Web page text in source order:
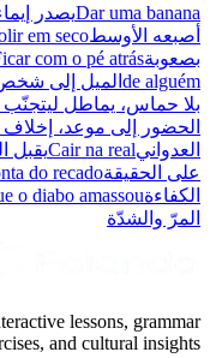
Dar uma bananaيصدر
أصبعه الأوسطem seco
بصعوبةcom o pé atrás
de alguém الميل إلى
بلا حماس، يماطل
الحضور إلى موعد، إخلاف
العدوانيCair na realيقبل
على الحقيقةdo recado
الكفاءةo diabo amassou
المرّ والشدّة
lessons, grammar
and cultural insights.